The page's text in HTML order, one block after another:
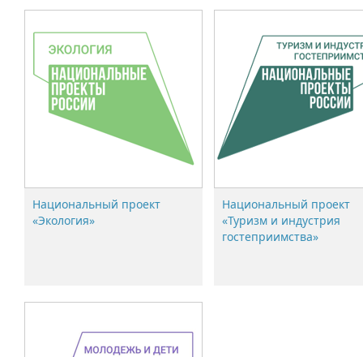
Национальный проект
«Экология»
Национальный проект
«Туризм и индустрия
гостеприимства»